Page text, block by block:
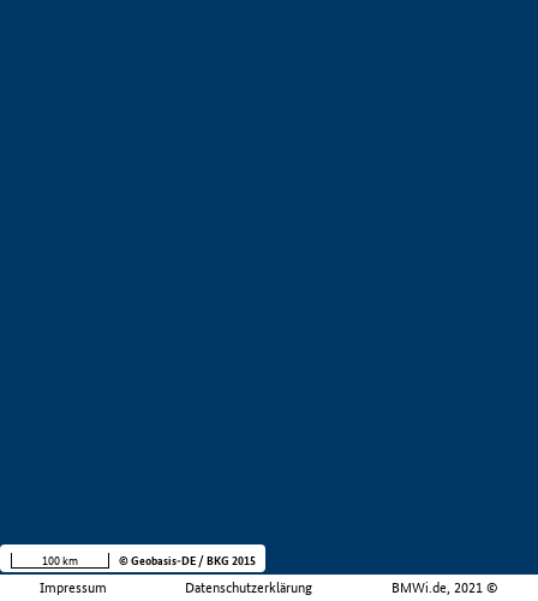
Impressum Datenschutzerklärung BMWi.de, 2021 ©
100 km © Geobasis-DE / BKG 2015